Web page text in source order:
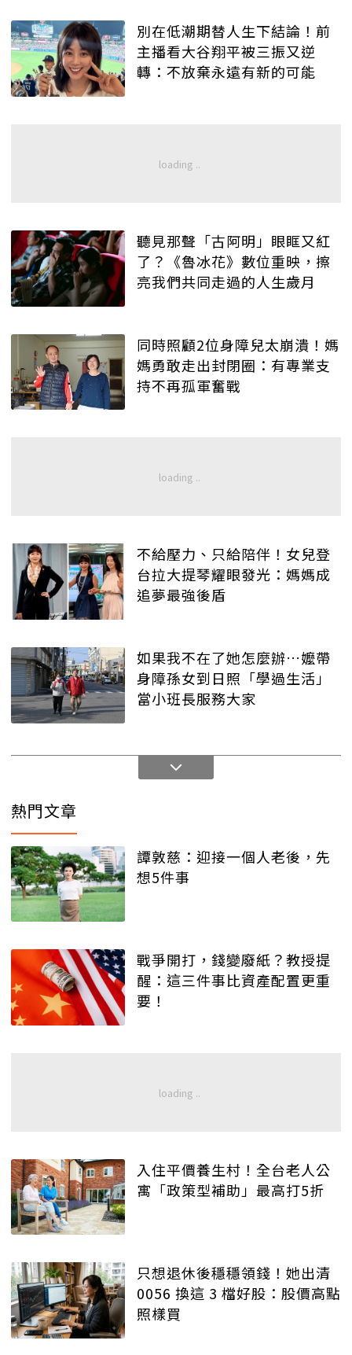
別在低潮期替人生下結論！前
主播看大谷翔平被三振又逆
轉：不放棄永遠有新的可能
聽見那聲「古阿明」眼眶又紅
了？《魯冰花》數位重映，擦
亮我們共同走過的人生歲月
同時照顧2位身障兒太崩潰！媽
媽勇敢走出封閉圈：有專業支
持不再孤軍奮戰
不給壓力、只給陪伴！女兒登
台拉大提琴耀眼發光：媽媽成
追夢最強後盾
如果我不在了她怎麼辦…嬤帶
身障孫女到日照「學過生活」
當小班長服務大家
熱門文章
譚敦慈：迎接一個人老後，先
想5件事
戰爭開打，錢變廢紙？教授提
醒：這三件事比資產配置更重
要！
入住平價養生村！全台老人公
寓「政策型補助」最高打5折
只想退休後穩穩領錢！她出清
0056 換這 3 檔好股：股價高點
照樣買